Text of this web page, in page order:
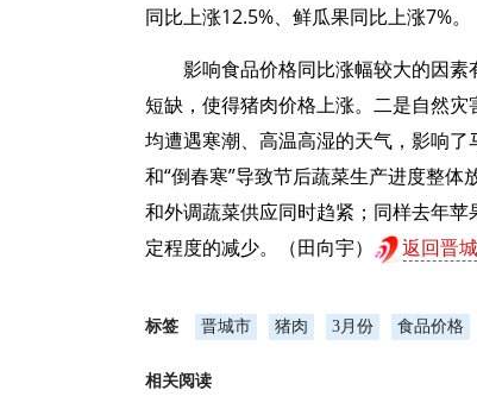
同比上涨12.5%、鲜瓜果同比上涨7%。
影响食品价格同比涨幅较大的因
短缺，使得猪肉价格上涨。二是自然
均遭遇寒潮、高温高湿的天气，影响
和“倒春寒”导致节后蔬菜生产进度整
和外调蔬菜供应同时趋紧；同样去年
定程度的减少。（田向宇）
返回晋
标签 晋城市 猪肉 3月份 食品价格
相关阅读